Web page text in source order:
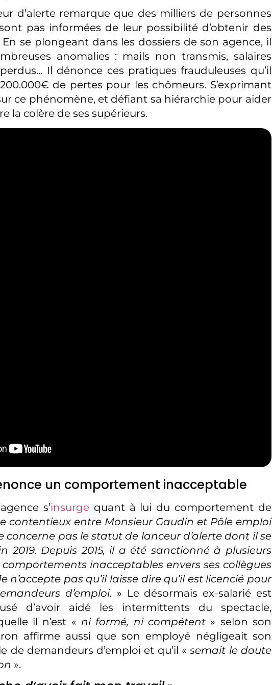
d’alerte remarque que des milliers de personnes
pas informées de leur possibilité d’obtenir des
En se plongeant dans les dossiers de son agence, il
anomalies : mails non transmis, salaires
Il dénonce ces pratiques frauduleuses qu’il
de pertes pour les chômeurs. S’exprimant
ce phénomène, et défiant sa hiérarchie pour aider
la colère de ses supérieurs.
un comportement inacceptable
s’insurge quant à lui du comportement de
contentieux entre Monsieur Gaudin et Pôle emploi
concerne pas le statut de lanceur d’alerte dont il se
2019. Depuis 2015, il a été sanctionné à plusieurs
comportements inacceptables envers ses collègues
n’accepte pas qu’il laisse dire qu’il est licencié pour
d’emploi. » Le désormais ex-salarié est
d’avoir aidé les intermittents du spectacle,
il n’est « ni formé, ni compétent» selon son
affirme aussi que son employé négligeait son
de demandeurs d’emploi et qu’il «semait le doute
».